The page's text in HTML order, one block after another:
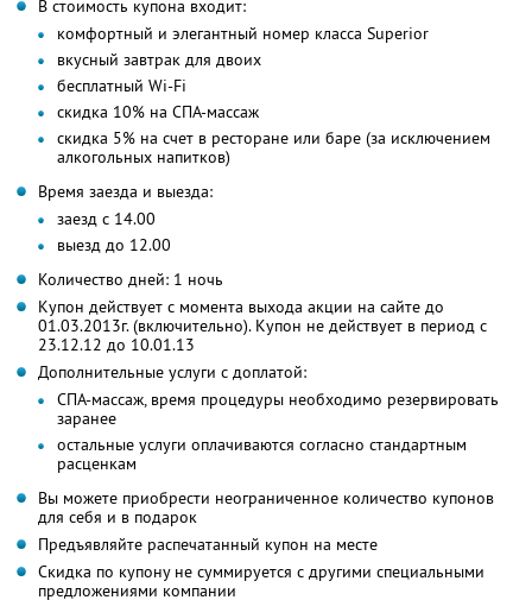
В стоимость купона входит:
комфортный и элегантный номер класса Superior
вкусный завтрак для двоих
бесплатный Wi-Fi
скидка 10% на СПА-массаж
скидка 5% на счет в ресторане или баре (за исключением
алкогольных напитков)
Время заезда и выезда:
заезд с 14.00
выезд до 12.00
Количество дней: 1 ночь
Купон действует с момента выхода акции на сайте до
01.03.2013г. (включительно). Купон не действует в период с
23.12.12 до 10.01.13
Дополнительные услуги с доплатой:
СПА-массаж, время процедуры необходимо резервировать
заранее
остальные услуги оплачиваются согласно стандартным
расценкам
Вы можете приобрести неограниченное количество купонов
для себя и в подарок
Предъявляйте распечатанный купон на месте
Скидка по купону не суммируется с другими специальными
предложениями компании